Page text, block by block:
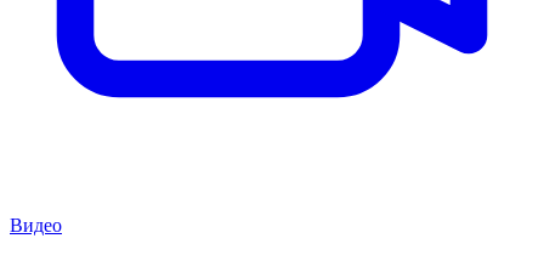
Видео